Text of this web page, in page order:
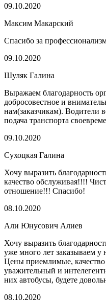
09.10.2020
Максим Макарский
Спасибо за
09.10.2020
Шуляк Галина
Выражаем благодарность
добросовестное и
нам(заказчикам). Водители
подача транспорта
09.10.2020
Сухоцкая Галина
Хочу выразить
качество обслуживая!!!!
отношение!!! Спасибо!
08.10.2020
Али Юнусович Алиев
Хочу выразить
уже много лет заказываем у
Цены приемлимые,
уважительный и
них автобусы, будете
08.10.2020